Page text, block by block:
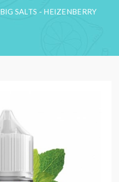
BIG SALTS - HEIZENBERRY